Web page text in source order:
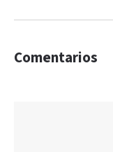
Comentarios